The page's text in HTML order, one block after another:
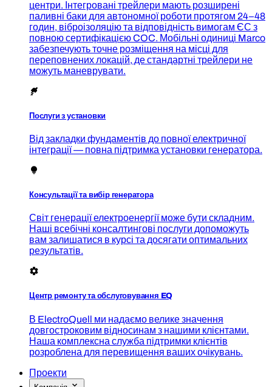
центри. Інтегровані трейлери мають розширені
паливні баки для автономної роботи протягом 24–48
годин, віброізоляцію та відповідність вимогам ЄС з
повною сертифікацією COC. Мобільні одиниці Marco
забезпечують точне розміщення на місці для
переповнених локацій, де стандартні трейлери не
можуть маневрувати.
Послуги з установки
Від закладки фундаментів до повної електричної
інтеграції — повна підтримка установки генератора.
Консультації та вибір генератора
Світ генерації електроенергії може бути складним.
Наші всебічні консалтингові послуги допоможуть
вам залишатися в курсі та досягати оптимальних
результатів.
Центр ремонту та обслуговування EQ
В ElectroQuell ми надаємо велике значення
довгостроковим відносинам з нашими клієнтами.
Наша комплексна служба підтримки клієнтів
розроблена для перевищення ваших очікувань.
Проекти